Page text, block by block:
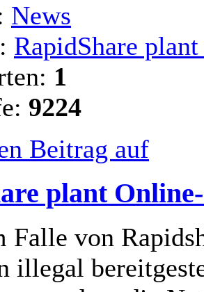
News
RapidShare
1
9224
Beitrag auf
plant
Falle von
illegal